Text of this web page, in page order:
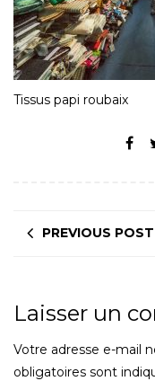
Tissus papi roubaix
PREVIOUS POST
Laisser un
Votre adresse e-mail
obligatoires sont